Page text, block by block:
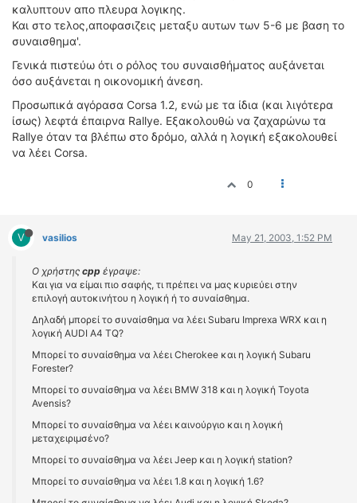
καλυπτουν απο πλευρα λογικης.
Και στο τελος,αποφασιζεις μεταξυ αυτων των 5-6 με βαση το
συναισθημα'.
Γενικά πιστεύω ότι ο ρόλος του συναισθήματος αυξάνεται
όσο αυξάνεται η οικονομική άνεση.
Προσωπικά αγόρασα Corsa 1.2, ενώ με τα ίδια (και λιγότερα
ίσως) λεφτά έπαιρνα Rallye. Εξακολουθώ να ζαχαρώνω τα
Rallye όταν τα βλέπω στο δρόμο, αλλά η λογική εξακολουθεί
να λέει Corsa.
0
V vasilios May 21, 2003, 1:52 PM
Ο χρήστης cpp έγραψε:
Και για να είμαι πιο σαφής, τι πρέπει να μας κυριεύει στην
επιλογή αυτοκινήτου η λογική ή το συναίσθημα.
Δηλαδή μπορεί το συναίσθημα να λέει Subaru Imprexa WRX και η
λογική AUDI A4 TQ?
Mπορεί το συναίσθημα να λέει Cherokee και η λογική Subaru
Forester?
Mπορεί το συναίσθημα να λέει BMW 318 και η λογική Toyota
Avensis?
Mπορεί το συναίσθημα να λέει καινούργιο και η λογική
μεταχειριμσένο?
Mπορεί το συναίσθημα να λέει Jeep και η λογική station?
Mπορεί το συναίσθημα να λέει 1.8 και η λογική 1.6?